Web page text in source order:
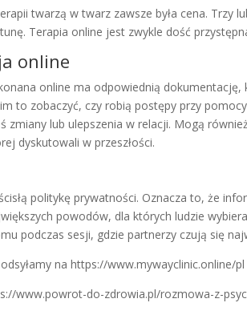
twarzą w twarz zawsze była cena. Trzy
Terapia online jest zwykle dość
online
online ma odpowiednią
to zobaczyć, czy robią postępy przy
zmiany lub ulepszenia w relacji. Mogą
dyskutowali w przeszłości.
politykę prywatności. Oznacza to, że
powodów, dla których ludzie
podczas sesji, gdzie partnerzy czują się
na https://www.mywayclinic.online/pl
www.powrot-do-zdrowia.pl/rozmowa-z-